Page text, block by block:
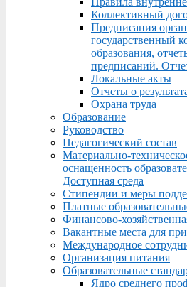
Коллективный
Предписания
государственный
образования,
предписаний.
Локальные акты
Отчеты о
Охрана труда
Образование
Руководство
Педагогический состав
Материально-
оснащенность
Доступная среда
Стипендии и меры
Платные
Финансово-
Вакантные места для
Международное
Организация питания
Образовательные
Ядро среднего